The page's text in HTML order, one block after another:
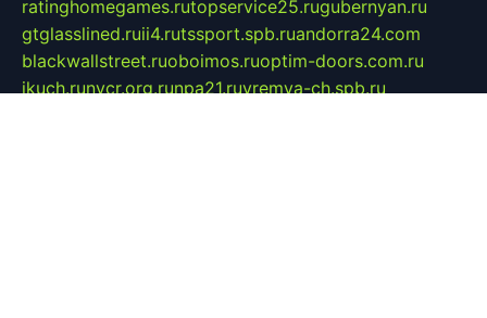
ratinghomegames.rutopservice25.rugubernyan.ru
gtglasslined.ruii4.rutssport.spb.ruandorra24.com
blackwallstreet.ruoboimos.ruoptim-doors.com.ru
ikuch.runycr.org.runpa21.ruvremya-ch.spb.ru